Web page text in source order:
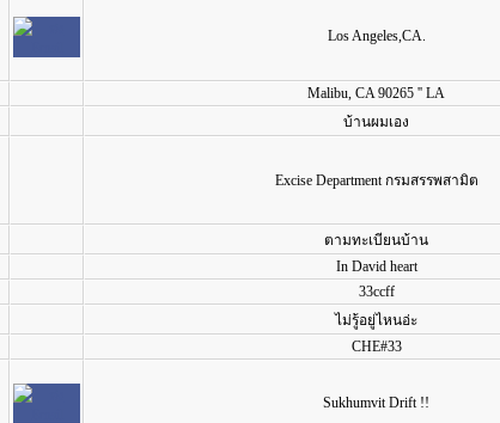
Los Angeles,CA.
Malibu, CA 90265 '' LA
บ้านผมเอง
Excise Department กรมสรรพสามิต
ตามทะเบียนบ้าน
In David heart
33ccff
ไม่รู้อยู่ไหนอ่ะ
CHE#33
Sukhumvit Drift !!